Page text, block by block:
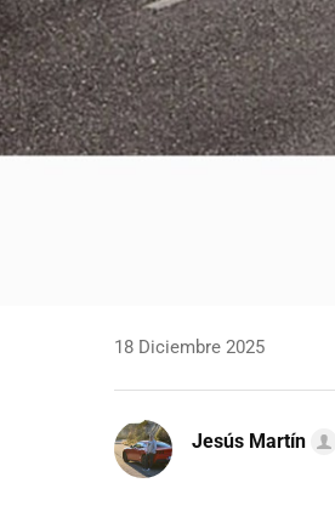
18 Diciembre 2025
Jesús Martín